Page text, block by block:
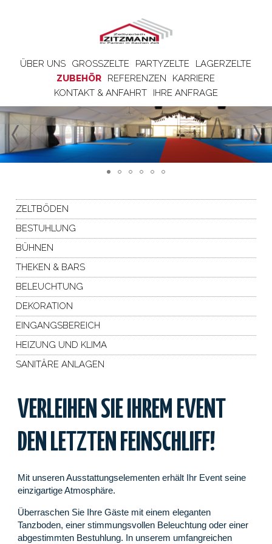
ÜBER UNS GROSSZELTE PARTYZELTE
LAGERZELTE
ZUBEHÖR
REFERENZEN
KARRIERE
KONTAKT & ANFAHRT
IHRE ANFRAGE
ZELTBÖDEN
BESTUHLUNG
BÜHNEN
THEKEN & BARS
BELEUCHTUNG
DEKORATION
EINGANGSBEREICH
HEIZUNG UND KLIMA
SANITÄRE ANLAGEN
VERLEIHEN SIE IHREM EVENT
DEN LETZTEN FEINSCHLIFF!
Mit unseren Ausstattungselementen erhält Ihr Event seine
einzigartige Atmosphäre.
Überraschen Sie Ihre Gäste mit einem eleganten
Tanzboden, einer stimmungsvollen Beleuchtung oder einer
abgestimmten Bestuhlung. In unserem umfangreichen